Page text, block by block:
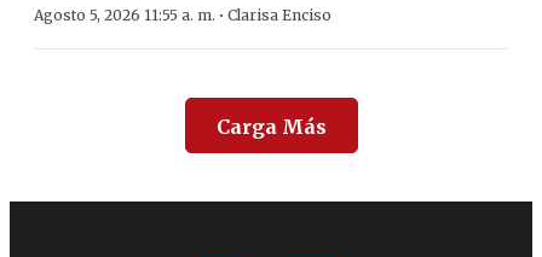
Agosto 5, 2026 11:55 a. m. · Clarisa Enciso
Carga Más